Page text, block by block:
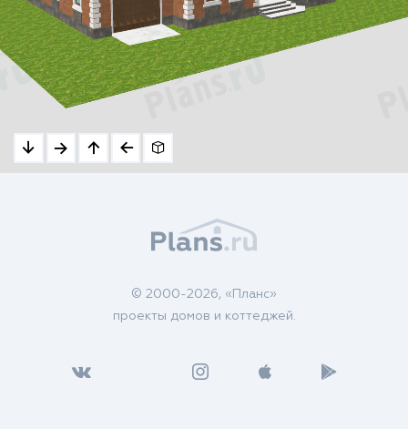
© 2000-2026, «Планс»
проекты домов и коттеджей.